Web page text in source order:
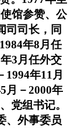
馆参赞、公
司司长，同
年8月任
3月任外交
年11月
月－2000年
党组书记。
、外事委员